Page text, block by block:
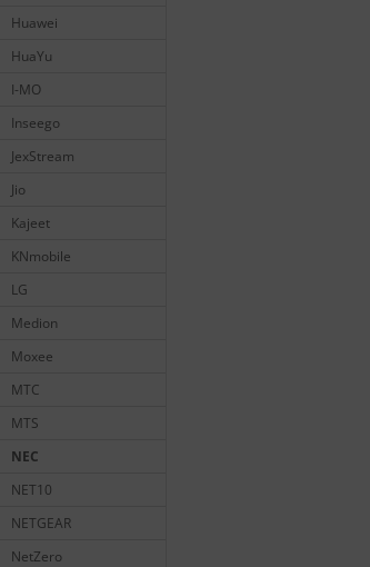
Huawei
HuaYu
I-MO
Inseego
JexStream
Jio
Kajeet
KNmobile
LG
Medion
Moxee
MTC
MTS
NEC
NET10
NETGEAR
NetZero